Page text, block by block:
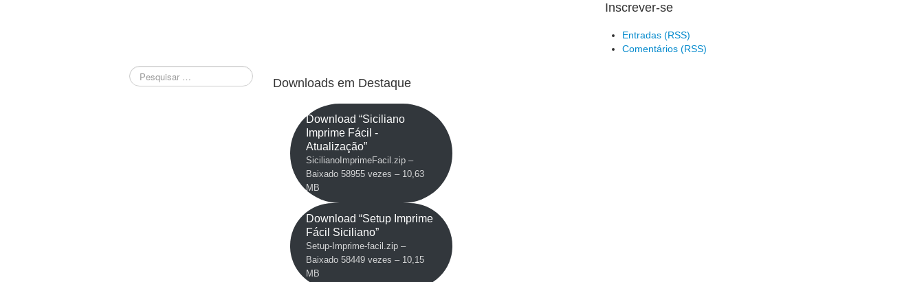
Inscrever-se
Entradas (RSS)
Comentários (RSS)
Downloads em Destaque
Download “Siciliano
Imprime Fácil -
Atualização”
SicilianoImprimeFacil.zip –
Baixado 58955 vezes – 10,63
MB
Download “Setup Imprime
Fácil Siciliano”
Setup-Imprime-facil.zip –
Baixado 58449 vezes – 10,15
MB